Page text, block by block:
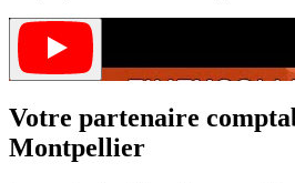
Votre partenaire
Montpellier